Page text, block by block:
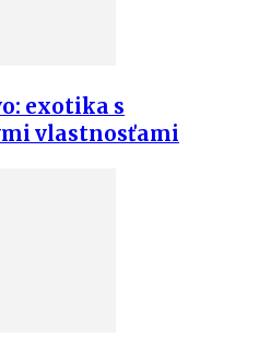
exotika s
vlastnosťami